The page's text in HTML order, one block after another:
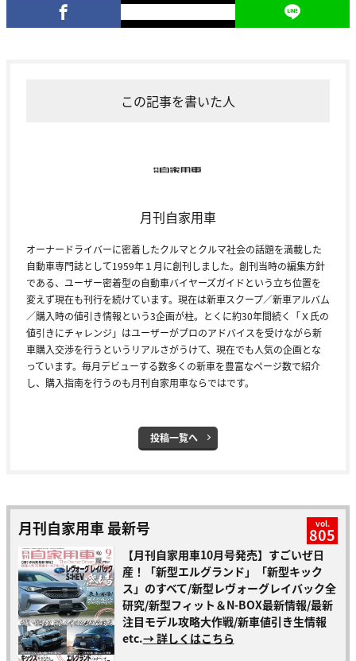
この記事を書いた人
月刊自家用車
オーナードライバーに密着したクルマとクルマ社会の話題を満載した
自動車専門誌として1959年１月に創刊しました。創刊当時の編集方針
である、ユーザー密着型の自動車バイヤーズガイドという立ち位置を
変えず現在も刊行を続けています。現在は新車スクープ／新車アルバム
／購入時の値引き情報という3企画が柱。とくに約30年間続く「Ｘ氏の
値引きにチャレンジ」はユーザーがプロのアドバイスを受けながら新
車購入交渉を行うというリアルさがうけて、現在でも人気の企画とな
っています。毎月デビューする数多くの新車を豊富なページ数で紹介
し、購入指南を行うのも月刊自家用車ならではです。
投稿一覧へ
月刊自家用車 最新号 vol.
805
【月刊自家用車10月号発売】すごいぜ日
産！「新型エルグランド」「新型キック
ス」のすべて/新型レヴォーグレイバック全
研究/新型フィット＆N-BOX最新情報/最新
注目モデル攻略大作戦/新車値引き生情報
etc.→ 詳しくはこちら